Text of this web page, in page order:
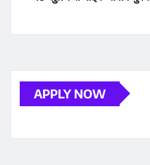
APPLY NOW